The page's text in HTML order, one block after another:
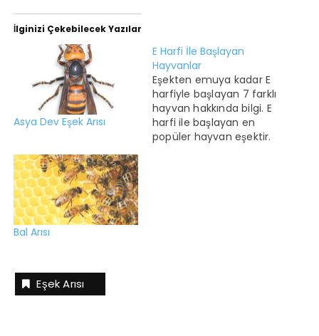
İlginizi Çekebilecek Yazılar
Asya Dev Eşek Arısı
E Harfi İle Başlayan
Hayvanlar
Eşekten emuya kadar E
harfiyle başlayan 7 farklı
hayvan hakkında bilgi. E
harfi ile başlayan en
popüler hayvan eşektir.
Bal Arısı
Eşek Arısı